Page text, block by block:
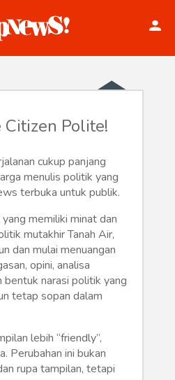
Polite!
cukup panjang
menulis politik yang
terbuka untuk publik.
memiliki minat dan
mutakhir Tanah Air,
dan mulai menuangan
opini, analisa
bentuk narasi politik yang
tetap sopan dalam
lebih “friendly”,
Perubahan ini bukan
rupa tampilan, tetapi